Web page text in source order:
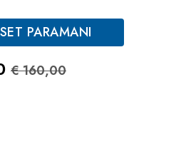
Nero
Light
White
PARAMANI
Prezzo Standard
€ 160,00